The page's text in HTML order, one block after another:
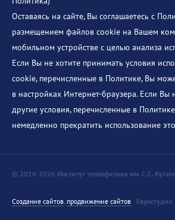
Оставаясь на сайте, Вы соглашаетесь с
размещением файлов cookie на Вашем
мобильном устройстве с целью анализа
Если Вы не хотите принимать условия
cookie, перечисленные в Политике, Вы
в настройках Интернет-браузера. Если Вы
другие условия, перечисленные в
немедленно прекратить использование
© 2018-2026 Институт теплофизики им. С.С.
Создание сайтов, продвижение сайтов Евростудио